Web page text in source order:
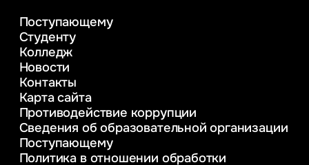
Психолого-педагогическое
консультирование и медиация
в образовании
Веб-дизайн
Управление инновационным развитием
предприятия
Уголовное право
Информационные технологии в бизнесе
Информационное и программное
обеспечение бизнес процессов
Поступающему
Студенту
Колледж
Новости
Контакты
Карта сайта
Противодействие коррупции
Сведения об образовательной организации
Поступающему
Политика в отношении обработки